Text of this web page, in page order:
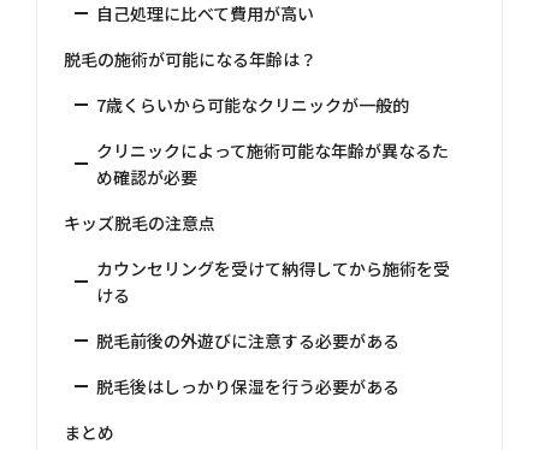
自己処理に比べて費用が高い
脱毛の施術が可能になる年齢は？
7歳くらいから可能なクリニックが一般的
クリニックによって施術可能な年齢が異なるた
め確認が必要
キッズ脱毛の注意点
カウンセリングを受けて納得してから施術を受
ける
脱毛前後の外遊びに注意する必要がある
脱毛後はしっかり保湿を行う必要がある
まとめ